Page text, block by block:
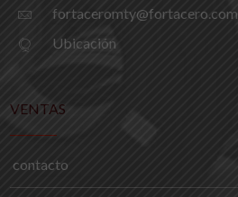
fortaceromty@fortacero.com
Ubicación
VENTAS
contacto